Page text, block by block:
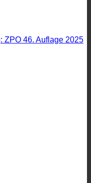
ZPO 46. Auflage 2025